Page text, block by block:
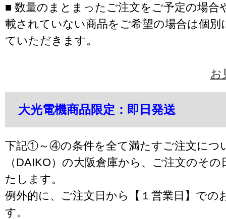
■ 数量のまとまったご注文をご予定の場合
載されていない商品をご希望の場合は個別
ていただきます。
お
大光電機商品限定：即日発送
下記①～④の条件を全て満たすご注文につ
（DAIKO）の大阪倉庫から、ご注文のそ
たします。
例外的に、ご注文日から【１営業日】での
す。